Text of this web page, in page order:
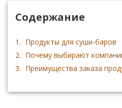
Содержание
Продукты для суши-баров
Почему выбирают
Преимущества заказа